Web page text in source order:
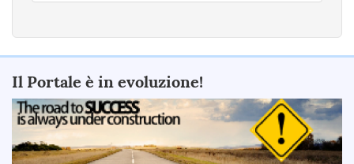
Il Portale è in evoluzione!